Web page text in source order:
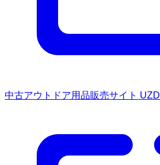
中古アウトドア用品販売サイト UZD